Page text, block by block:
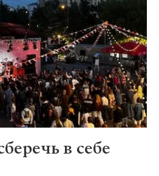
в себе